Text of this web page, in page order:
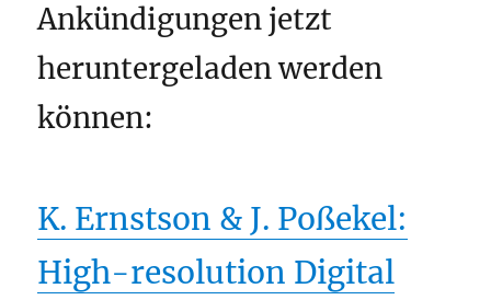
Ankündigungen jetzt
heruntergeladen werden
können:
K. Ernstson & J. Poßekel:
High-resolution Digital